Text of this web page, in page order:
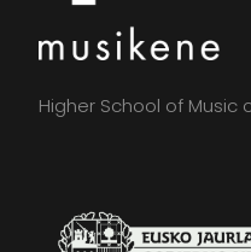
Higher School of